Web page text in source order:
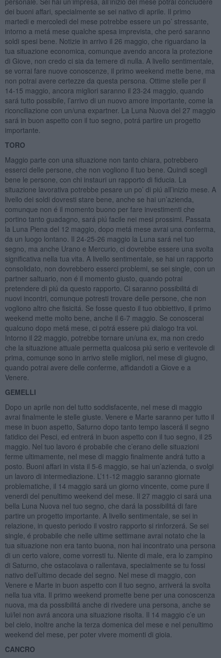
dei buoni affari, specialmente se sei nativo di aprile. Il primo
martedi e mercoledi del mese potrebbe essere un po’ stressante,
intorno a metá mese qualche spesa imprevista, che peró saranno
soldi spesi bene. Notizie in arrivo il 26 maggio, che riguardano la
tua situazione economica, comunque avendo ancora la protezione
di Giove, non credo ci sia da temere di nulla. A livello sentimentale,
se vorrai fare nuove conoscenze, il primo weekend mette bene, ma
non potrai avere certezze da questa persona. Ottime stelle per il
14-15 maggio, ancora migliori saranno il 23-24 maggio, quando
sará tutto possibile, l’arrivo di un nuovo amore importante, come la
riconciliazione con un/una expartner. La Luna Nuova del 27 maggio
sará in buon aspetto con il tuo segno, potrá partire un progetto
importante.
TORO
Maggio parte con una situazione non tanto chiara, potrebbero
esserci delle persone, che non vogliono il tuo bene. Quindi scegli
bene le persone, con chi instauri un rapporto di fiducia. La
situazione lavorativa potrebbe pesare un po’ di piú all’inizio mese. A
livello dei soldi dovresti stare bene, anche se hai un’azienda,
comunque non é il momento buono per fare investimenti che
portino tanto guadagno, sará piú facile nei mesi prossimi. Passata
la Luna Piena del 12 maggio, dopo metá mese avrai una conferma,
da un luogo lontano. Il 24-25-26 maggio la Luna sará nel tuo
segno, ma anche Urano e Mercurio, ci dovrebbe essere una svolta
significativa nella tua vita. A livello sentimentale, se hai un rapporto
consolidato, non dovrebbero esserci problemi, se sei single, con un
partner saltuario, non é il momento giusto, quando potrai
pretendere di piú da questo rapporto. Ci saranno possibilitá di
nuovi incontri, comunque potresti trovare delle persone, che non
vogliono altro che fisicitá. Se fosse questo il tuo obbiettivo, il primo
weekend mette molto bene, anche il 6-7 maggio. Se conoscerai
qualcuno dopo metá mese, ci potrá essere piú dialogo tra voi.
Intorno il 22 maggio, potrebbe tornare un/una ex, ma non credo
che la situazione attuale permetta qualcosa piú serio e veritevole di
prima, comunqe sono in arrivo stelle migliori, nel mese di giugno,
quando potrai avere delle conferme, affidandoti a Giove e a
Venere.
GEMELLI
Dopo un aprile non del tutto soddisfacente, nel mese di maggio
avrai finalmente le stelle giuste. Venere e Marte saranno per tutto il
mese in buon aspetto, Saturno dopo tanto tempo lascerá il segno
fatidico dei Pesci, ed entrerá in buon aspetto con il tuo segno, il 25
maggio. Nel tuo lavoro é probabile che c’erano delle situazioni
ferme ultimamente, nel mese di maggio finalmente andrá tutto a
posto. Buoni affari in vista il 5-6 maggio, se hai un’azienda, o svolgi
un lavoro di intermediazione. L’11-12 maggio saranno giornate
problematiche, il 14 maggio sará un giorno vincente, come pure il
venerdi del penultimo weekend del mese. Il 27 maggio ci sará una
bella Luna Nuova nel tuo segno, che dará la possibilitá di fare
partire un progetto importante. A livello sentimentale, se sei in
relazione, in questo periodo il vostro rapporto si rinforzerá. Se sei
single, é probabile che nelle ultime settimane avrai notato che la
tua situazione non era tanto buona, non hai incontrato una persona
di un certo valore, come vorresti tu. Niente di male, era lo zampino
di Saturno, che ostacolava o rallentava, specialmente se tu fossi
nativo dell’ultimo decade del segno. Nel mese di maggio, con
Venere e Marte in buon aspetto con il tuo segno, arriverá la svolta
nella tua vita. Il primo weekend promette bene per una conoscenza
nuova, ma da possibilitá anche di rivedere una persona, anche se
lui/lei non avrá ancora una situazione risolta. Il 14 maggio c’e un
bel cielo, inoltre anche la terza domenica del mese e nel penultimo
weekend del mese, per poter vivere momenti di gioia.
CANCRO